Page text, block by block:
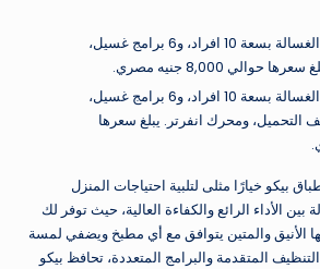
DFS05020S: تتميز هذه الغسالة بسعة 10 افراد، و6 برامج غسيل،
8,000 جنيه مصري.
DFS26024B: تتميز هذه الغسالة بسعة 10 افراد، و6 برامج غسيل،
التحميل، ومحرك انفرتر. يبلغ سعرها
بيكو خيارًا مثلى لتلبية احتياجات المنزل
الأداء الرائع والكفاءة العالية، حيث توفر لك
الأنيق والمتين يتوافق مع أي مطبخ ويضفي لمسة
المتقدمة والبرامج المتعددة، تحافظ بيكو